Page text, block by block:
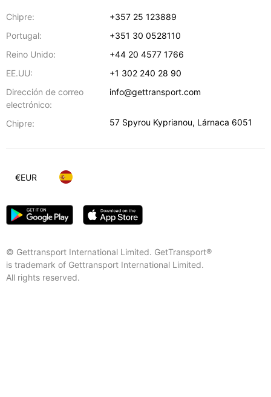
Chipre:
+357 25 123889
Portugal:
+351 30 0528110
Reino Unido:
+44 20 4577 1766
EE.UU:
+1 302 240 28 90
Dirección de correo
electrónico:
info@gettransport.com
Chipre: 57 Spyrou Kyprianou, Lárnaca 6051
© Gettransport International Limited. GetTransport®
is trademark of Gettransport International Limited.
All rights reserved.
€EUR